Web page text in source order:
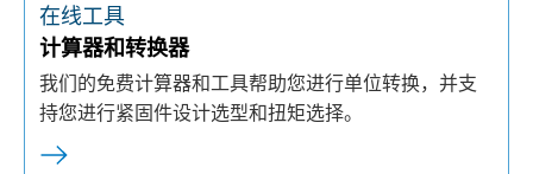
在线工具
计算器和转换器
我们的免费计算器和工具帮助您进行单位转换，并支
持您进行紧固件设计选型和扭矩选择。